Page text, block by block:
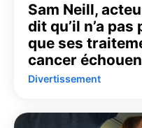
Sam Neill,
dit qu’il n’a
que ses
cancer
Divertissement